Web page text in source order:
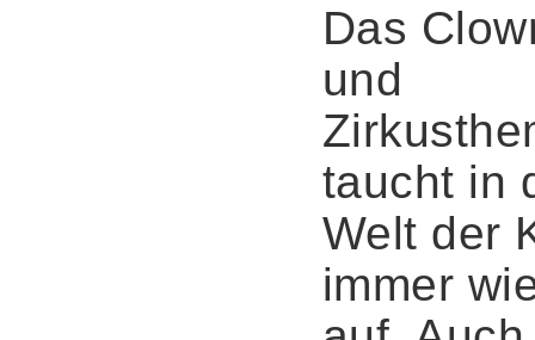
Das
und
taucht in
Welt der
immer